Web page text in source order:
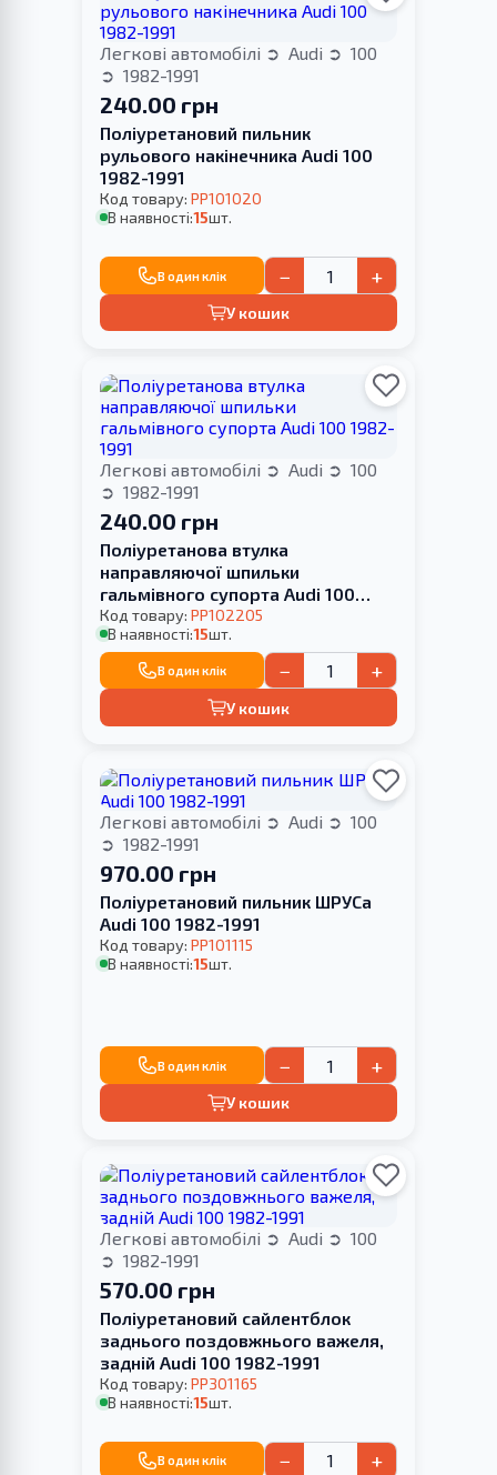
Легкові автомобілі Audi
100
1982-1991
240.00 грн
Поліуретановий пильник
рульового накінечника Audi 100
1982-1991
Код товару: PP101020
В наявності:15шт.
В один клік − +
У кошик
Легкові автомобілі Audi
100
1982-1991
240.00 грн
Поліуретанова втулка
направляючої шпильки
гальмівного супорта Audi 100
1982-1991
Код товару: PP102205
В наявності:15шт.
В один клік − +
У кошик
Легкові автомобілі Audi
100
1982-1991
970.00 грн
Поліуретановий пильник ШРУСа
Audi 100 1982-1991
Код товару: PP101115
В наявності:15шт.
В один клік − +
У кошик
Легкові автомобілі Audi
100
1982-1991
570.00 грн
Поліуретановий сайлентблок
заднього поздовжнього важеля,
задній Audi 100 1982-1991
Код товару: PP301165
В наявності:15шт.
В один клік − +